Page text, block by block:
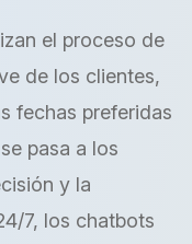
el proceso de
de los clientes,
fechas preferidas
pasa a los
y la
7, los chatbots